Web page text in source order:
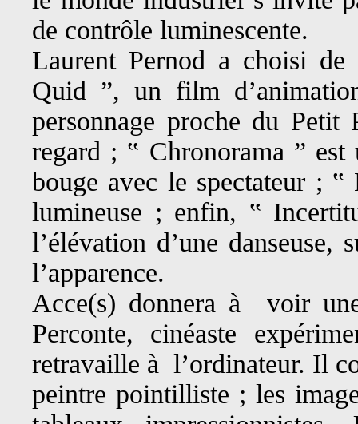
de contrôle luminescente.
Laurent Pernod a choisi
Quid ”, un film
personnage proche du
regard ; ‟ Chronorama ”
bouge avec le spectateur ; ‟
lumineuse ; enfin, ‟
l’élévation d’une
l’apparence.
Acce(s) donnera à voir
Perconte, cinéaste
retravaille à l’ordinateur. Il
peintre pointilliste ; les